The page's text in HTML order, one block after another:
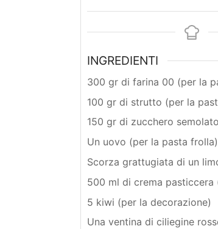
INGREDIENTI
300 gr di farina 00 (per la
100 gr di strutto (per la
150 gr di zucchero
Un uovo (per la pasta frolla)
Scorza grattugiata di un
500 ml di crema pasticcera
5 kiwi (per la decorazione)
Una ventina di ciliegine